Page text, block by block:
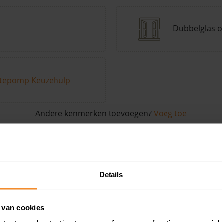
Details
cookies
Dubbelglas
Keuzehulp
Andere kenmerken toevoegen? Voeg toe
de buurt